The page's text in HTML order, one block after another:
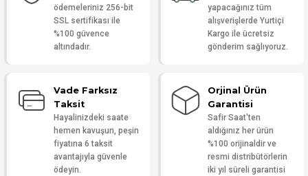
ödemeleriniz 256-bit
SSL sertifikası ile
%100 güvence
altındadır.
yapacağınız tüm
alışverişlerde Yurtiçi
Kargo ile ücretsiz
gönderim sağlıyoruz.
Vade Farksız
Taksit
Hayalinizdeki saate
hemen kavuşun, peşin
fiyatına 6 taksit
avantajıyla güvenle
ödeyin.
Orjinal Ürün
Garantisi
Safir Saat'ten
aldığınız her ürün
%100 orijinaldir ve
resmi distribütörlerin
iki yıl süreli garantisi